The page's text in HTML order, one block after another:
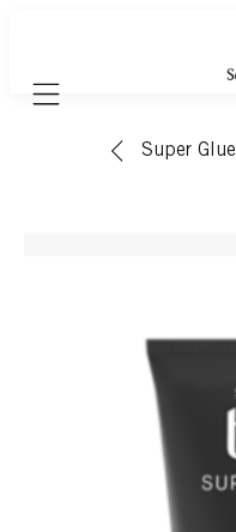
Mobile navigation
Super Glue